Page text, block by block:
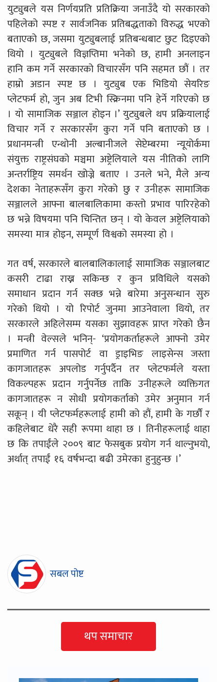
युट्युबले यस निर्णयप्रति प्रतिक्रिया जनाउँदै यो सरकारको
पहिलेको स्पष्ट र सार्वजनिक प्रतिबद्धताको विरुद्ध भएको
बताएको छ, जसमा युट्युबलाई प्रतिबन्धबाट छुट दिइएको
थियो । युट्युबले विज्ञप्तिमा भनेको छ, हामी अनलाइन
हानि कम गर्ने सरकारको विचारसँग पनि सहमत छौं । तर
हाम्रो अडान स्पष्ट छ । युट्युब एक भिडियो सेयरिङ
प्लेटफर्म हो, जुन अब टिभी स्क्रिनमा पनि हेर्ने गरिएको छ
। यो सामाजिक सञ्जाल होइन ।’ युट्युबले थप प्रक्रियालाई
विचार गर्ने र सरकारसँग कुरा गर्ने पनि बताएको छ ।
प्रधानमन्त्री एन्थोनी अल्बानीजले सेप्टेम्बरमा न्यूयोर्कमा
संयुक्त राष्ट्रसंघको मञ्चमा अष्ट्रेलियाले यस नीतिको लागि
अन्तर्राष्ट्रिय समर्थन खोज्ने बताए । उनले भने, मैले अन्य
देशका नेताहरूसँग कुरा गरेको छु र उनीहरू सामाजिक
सञ्जालले आफ्ना बालबालिकामा कस्तो प्रभाव पारिरहेको
छ भन्ने विषयमा पनि चिन्तित छन् । यो केवल अष्ट्रेलियाको
समस्या मात्र होइन, सम्पूर्ण विश्वको समस्या हो ।
गत वर्ष, सरकारले बालबालिकालाई सामाजिक सञ्जालबाट
कसरी टाढा राख्न सकिन्छ र कुन प्रविधिले यसको
समाधान प्रदान गर्न सक्छ भन्ने बारेमा अनुसन्धान सुरु
गरेको थियो । यो रिपोर्ट जुनमा आउनेवाला थियो, तर
सरकारले अहिलेसम्म यसका सुझावहरू प्राप्त गरेको छैन
। मन्त्री वेल्सले भनिन्- ‘प्रयोगकर्ताहरूले आफ्नो उमेर
प्रमाणित गर्न पासपोर्ट वा ड्राइभिङ लाइसेन्स जस्ता
कागजातहरू अपलोड गर्नुपर्दैन तर प्लेटफर्मले यस्ता
विकल्पहरू प्रदान गर्नुपर्नेछ ताकि उनीहरूले व्यक्तिगत
कागजातहरू न सोधी प्रयोगकर्ताको उमेर अनुमान गर्न
सकून् । यी प्लेटफर्महरूलाई हामी को हौं, हामी के गर्छौं र
कहिलेबाट धेरै सही रूपमा थाहा छ । तिनीहरूलाई थाहा
छ कि तपाईंले २००९ बाट फेसबुक प्रयोग गर्न थाल्नुभयो,
अर्थात् तपाईं १६ वर्षभन्दा बढी उमेरका हुनुहुन्छ ।’
सबल पोष्ट
थप समाचार